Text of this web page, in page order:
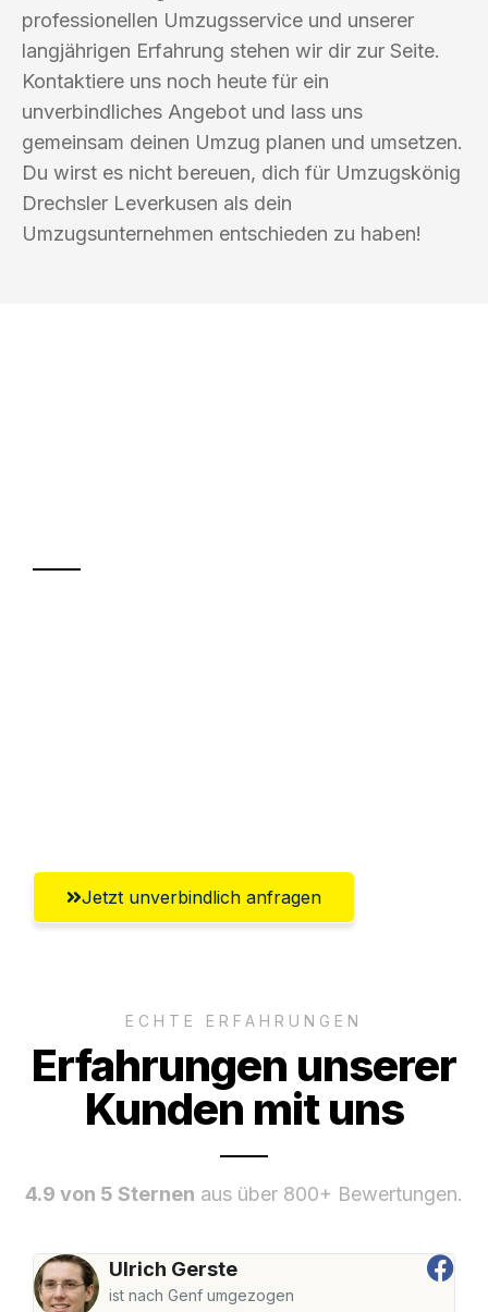
professionellen Umzugsservice und unserer
langjährigen Erfahrung stehen wir dir zur Seite.
Kontaktiere uns noch heute für ein
unverbindliches Angebot und lass uns
gemeinsam deinen Umzug planen und umsetzen.
Du wirst es nicht bereuen, dich für Umzugskönig
Drechsler Leverkusen als dein
Umzugsunternehmen entschieden zu haben!
Jetzt unverbindlich anfragen
ECHTE ERFAHRUNGEN
Erfahrungen unserer
Kunden mit uns
4.9 von 5 Sternen aus über 800+ Bewertungen.
Ulrich Gerste
ist nach Genf umgezogen